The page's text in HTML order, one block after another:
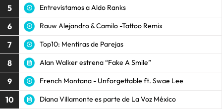
5 Entrevistamos a Aldo Ranks
6 Rauw Alejandro & Camilo -Tattoo Remix
7 Top10: Mentiras de Parejas
8 Alan Walker estrena “Fake A Smile”
9 French Montana - Unforgettable ft. Swae Lee
10 Diana Villamonte es parte de La Voz México